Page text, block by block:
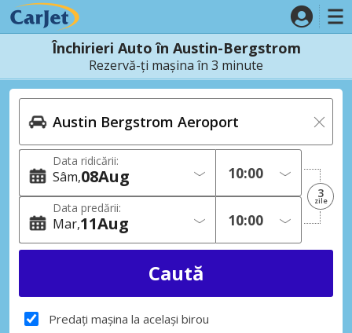
Închirieri Auto în Austin-Bergstrom
Rezervă-ți mașina în 3 minute
Data ridicării:
Sâm 08Aug
Data predării:
Mar 11Aug
3
zile
Predați mașina la același birou